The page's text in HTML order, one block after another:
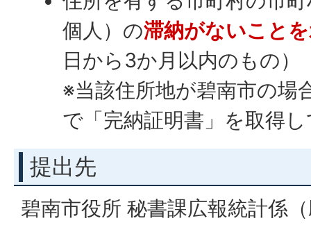
個人）の滞納がないこと
日から3か月以内のもの）
※当該住所地が碧南市の場
で「完納証明書」を取得
提出先
碧南市役所 秘書課広報統計係